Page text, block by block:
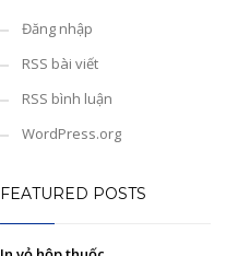
Đăng nhập
RSS bài viết
RSS bình luận
WordPress.org
FEATURED POSTS